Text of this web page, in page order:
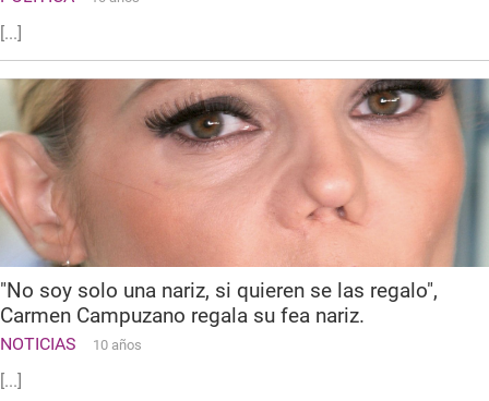
[...]
"No soy solo una nariz, si quieren se las regalo",
Carmen Campuzano regala su fea nariz.
NOTICIAS 10 años
[...]